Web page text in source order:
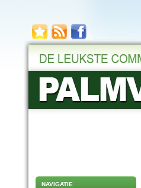
NAVIGATIE